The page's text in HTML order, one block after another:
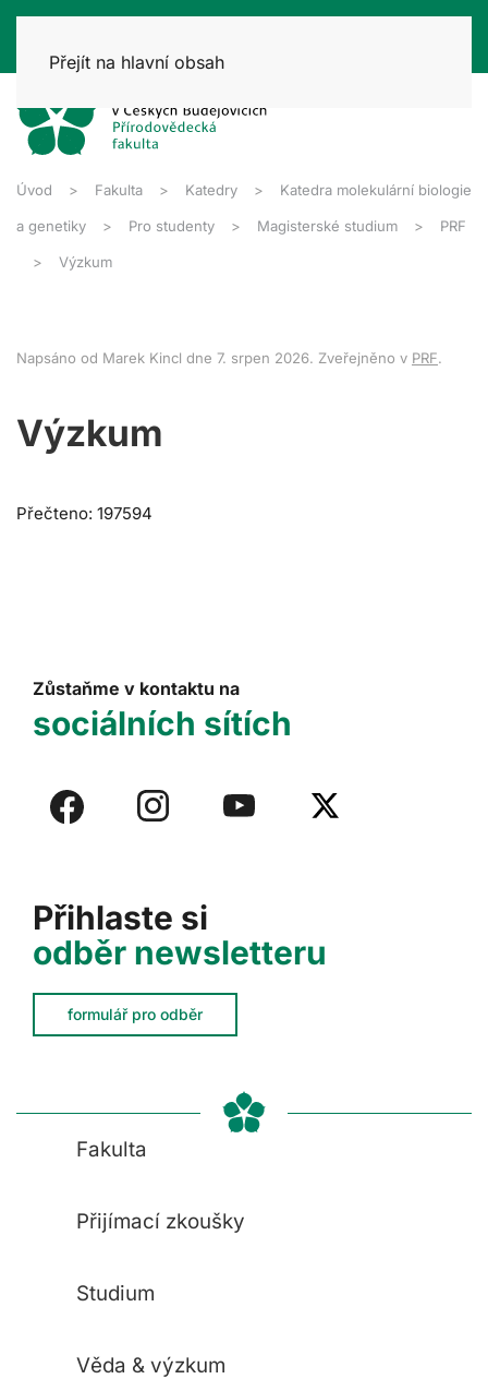
Přejít na hlavní obsah
Úvod Fakulta Katedry Katedra molekulární biologie
a genetiky Pro studenty Magisterské studium PRF
Výzkum
Napsáno od Marek Kincl dne 7. srpen 2026. Zveřejněno v PRF.
Výzkum
Přečteno: 197594
Přihlaste si
odběr newsletteru
formulář pro odběr
Zůstaňme v kontaktu na
sociálních sítích
Fakulta
Přijímací zkoušky
Studium
Věda & výzkum